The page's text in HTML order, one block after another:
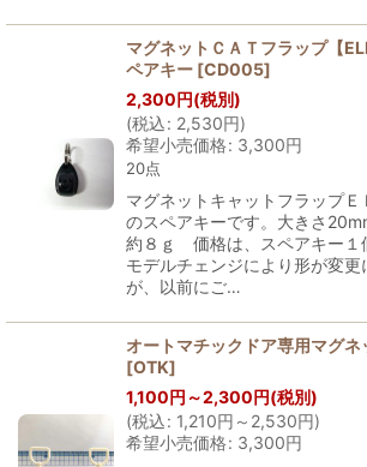
マグネットＣＡＴフラップ【
ペアキー [CD005]
2,300円(税別)
(税込: 2,530円)
希望小売価格: 3,300円
20点
マグネットキャットフラップＥ
のスペアキーです。大きさ
約８ｇ 価格は、スペアキー１
モデルチェンジにより形が変更
が、以前にご…
オートマチックドア専用マグ
[OTK]
1,100円 ～2,300円(税別)
(税込: 1,210円 ～2,530円)
希望小売価格: 3,300円